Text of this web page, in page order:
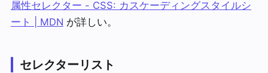
属性セレクター - CSS: カスケーディングスタイルシ
ート | MDN が詳しい。
セレクターリスト